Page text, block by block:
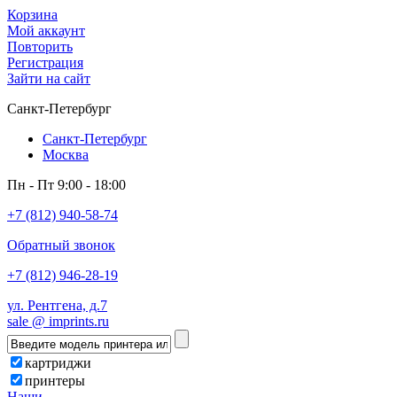
Корзина
Мой аккаунт
Повторить
Регистрация
Зайти на сайт
Санкт-Петербург
Санкт-Петербург
Москва
Пн - Пт 9:00 - 18:00
+7 (812) 940-58-74
Обратный звонок
+7 (812) 946-28-19
ул. Рентгена, д.7
sale @ imprints.ru
картриджи
принтеры